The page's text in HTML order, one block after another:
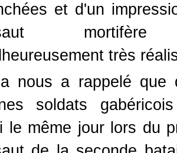
et d'un
très
nous a rappelé que
soldats
le même jour lors du